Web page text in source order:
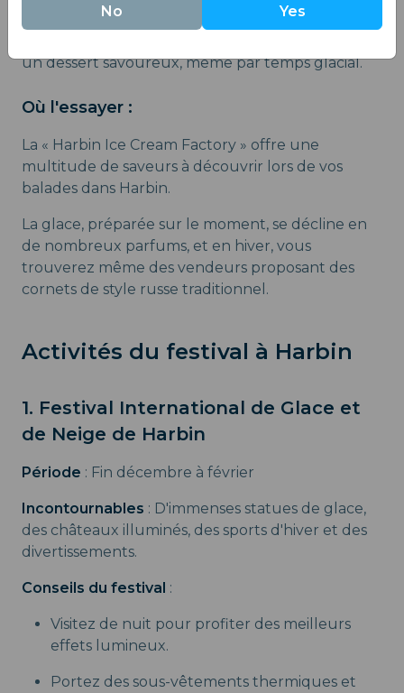
forme de cylindre ou de cornet.
un dessert savoureux, même par temps glacial.
Où l'essayer :
La « Harbin Ice Cream Factory » offre une
multitude de saveurs à découvrir lors de vos
balades dans Harbin.
La glace, préparée sur le moment, se décline en
de nombreux parfums, et en hiver, vous
trouverez même des vendeurs proposant des
cornets de style russe traditionnel.
Activités du festival à Harbin
1. Festival International de Glace et
de Neige de Harbin
Période : Fin décembre à février
Incontournables : D'immenses statues de glace,
des châteaux illuminés, des sports d'hiver et des
divertissements.
Conseils du festival :
Visitez de nuit pour profiter des meilleurs
effets lumineux.
Portez des sous-vêtements thermiques et
No Yes